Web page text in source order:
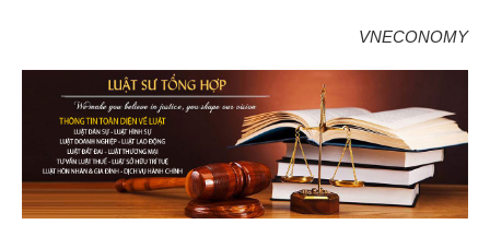
VNECONOMY